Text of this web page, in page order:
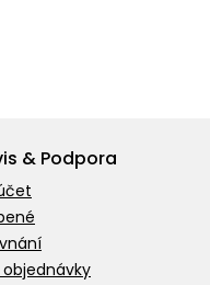
& Podpora